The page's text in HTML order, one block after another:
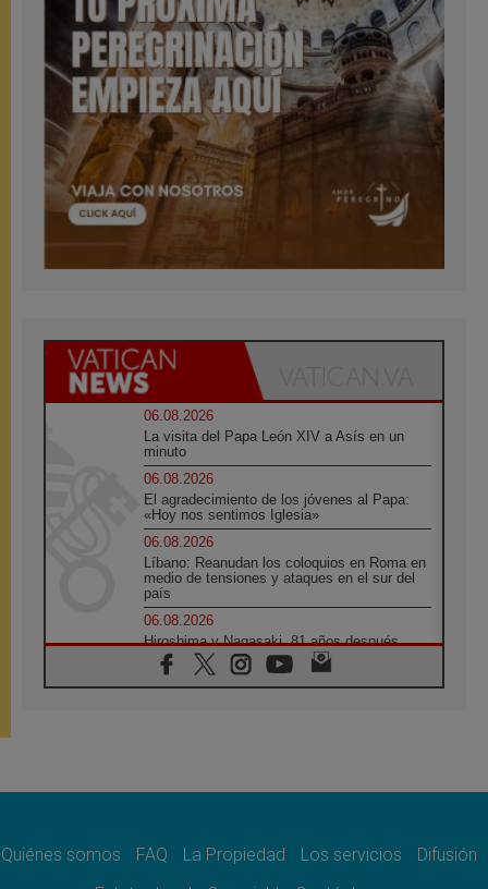
06.08.2026
La visita del Papa León XIV a Asís en un
minuto
06.08.2026
El agradecimiento de los jóvenes al Papa:
«Hoy nos sentimos Iglesia»
06.08.2026
Líbano: Reanudan los coloquios en Roma en
medio de tensiones y ataques en el sur del
país
06.08.2026
Hiroshima y Nagasaki, 81 años después.
Comienzan "Diez Días Oración por la Paz"
06.08.2026
derriba los muros que separan
Quiénes somos FAQ La Propiedad Los servicios
Difusión